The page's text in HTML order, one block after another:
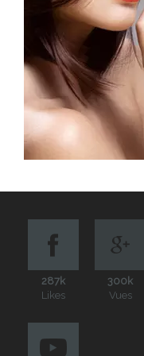
287k
Likes
300k
Vues